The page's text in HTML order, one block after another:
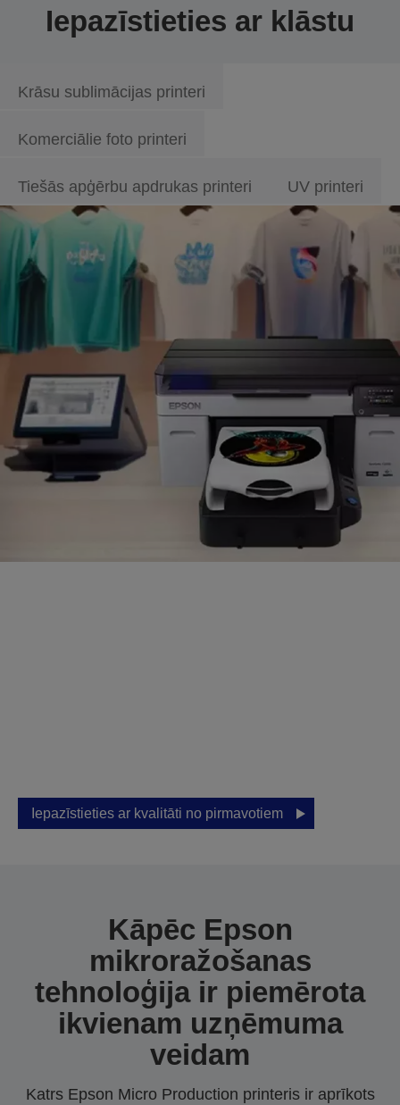
Iepazīstieties ar klāstu
Krāsu sublimācijas printeri
Komerciālie foto printeri
Tiešās apģērbu apdrukas printeri UV printeri
Iepazīstieties ar kvalitāti no pirmavotiem
Kāpēc Epson
mikroražošanas
tehnoloģija ir piemērota
ikvienam uzņēmuma
veidam
Katrs Epson Micro Production printeris ir aprīkots